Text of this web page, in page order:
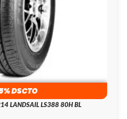
DSCTO
LANDSAIL LS388 80H BL